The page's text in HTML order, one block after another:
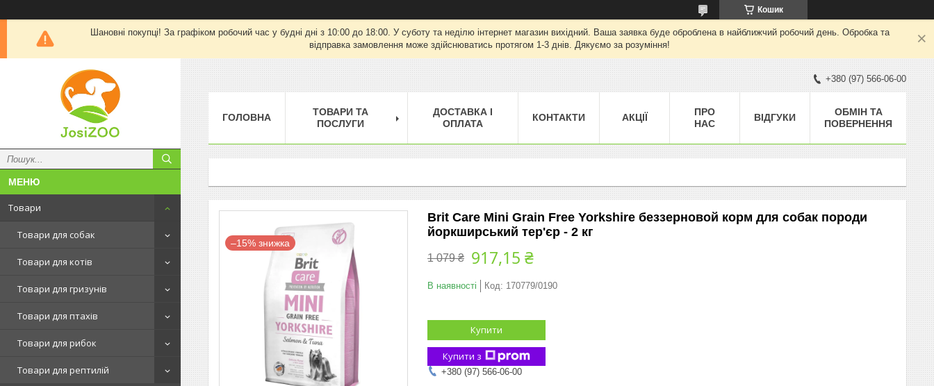
Кошик
Шановні покупці! За графіком робочий час у будні дні з 10:00 до 18:00. У суботу та неділю інтернет магазин вихідний. Ваша заявка буде оброблена в найближчий робочий день. Обробка та
відправка замовлення може здійснюватись протягом 1-3 днів. Дякуємо за розуміння!
Товари
Товари для собак
Товари для котів
Товари для гризунів
Товари для птахів
Товари для рибок
Товари для рептилій
+380 (97) 566-06-00
ГОЛОВНА
ТОВАРИ ТА
ПОСЛУГИ
ДОСТАВКА І
ОПЛАТА
КОНТАКТИ АКЦІЇ
ПРО
НАС
ВІДГУКИ
ОБМІН ТА
ПОВЕРНЕННЯ
–15%
Brit Care Mini Grain Free Yorkshire беззерновой корм для собак породи
йоркширський тер'єр - 2 кг
1 079 ₴ 917,15 ₴
В наявності Код: 170779/0190
Купити
Купити з
+380 (97) 566-06-00